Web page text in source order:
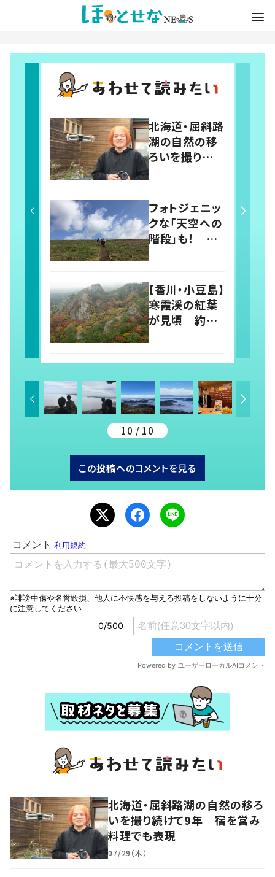
北海道・屈斜路
湖の自然の移
ろいを撮り続け
て9年 宿を営
現
フォトジェニッ
クな「天空への
階段」も！ 登
山者とともに魅
す“里山づくり”
【香川・小豆島】
寒霞渓の紅葉
が見頃 約
1300万年前の
くった美しい奇
岩の景色
10 / 10
この投稿へのコメントを見る
北海道・屈斜路湖の自然の移ろ
いを撮り続けて9年 宿を営み
料理でも表現
07/29（木）